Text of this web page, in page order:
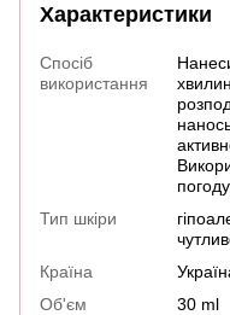
Характеристики
Спосіб
використання
погоду.
Тип шкіри
Країна
Об'єм
30 ml